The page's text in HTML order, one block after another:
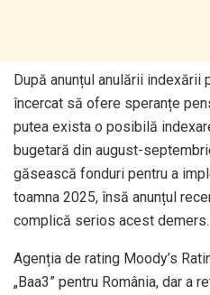
După anunțul anulării indexării
încercat să ofere speranțe
putea exista o posibilă
bugetară din august-
găsească fonduri pentru a
toamna 2025, însă anunțul
complică serios acest demers.
Agenția de rating Moody’s
„Baa3” pentru România, dar a